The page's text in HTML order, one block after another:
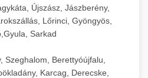
Újszász, Jászberény,
Lőrinci, Gyöngyös,
Sarkad
Szeghalom, Berettyóújfalu,
Karcag, Derecske,